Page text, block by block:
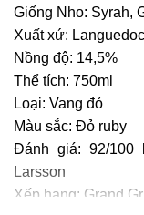
Giống Nho: Syrah,
Xuất xứ: Languedoc
Nồng độ: 14,5%
Thể tích: 750ml
Loại: Vang đỏ
Màu sắc: Đỏ ruby
Đánh giá: 92/100
Larsson
Xếp hạng: Grand